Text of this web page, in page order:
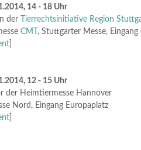
14 - 18 Uhr
der
Tierrechtsinitiative Region
CMT
, Stuttgarter Messe,
]
12 - 15 Uhr
der Heimtiermesse Hannover
Nord, Eingang Europaplatz
]